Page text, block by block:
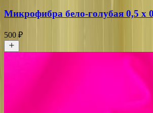
Микрофибра бело-голубая 0,5 х
500 ₽